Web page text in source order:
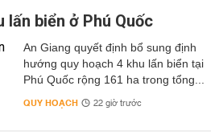
lấn biển ở Phú Quốc
An Giang quyết định bổ sung định
hướng quy hoạch 4 khu lấn biển tại
Phú Quốc rộng 161 ha trong tổng...
QUY HOẠCH 22 giờ trước